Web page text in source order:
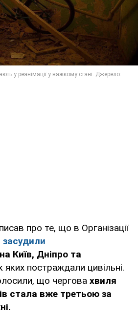
про те, що в Організації
засудили
на Київ, Дніпро та
яких постраждали цивільні.
що чергова хвиля
стала вже третьою за